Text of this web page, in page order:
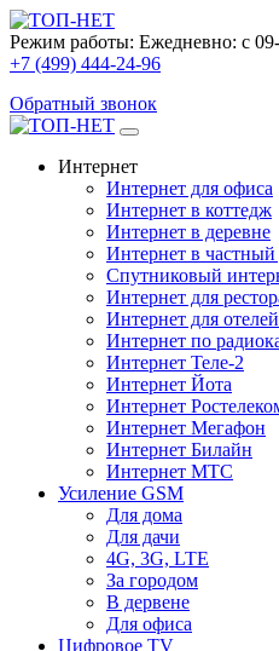
Режим работы: Ежедневно: с
+7 (499) 444-24-96
Обратный звонок
Интернет
Интернет для офиса
Интернет в коттедж
Интернет в деревне
Интернет в
Спутниковый
Интернет для
Интернет для
Интернет по
Интернет Теле-2
Интернет Йота
Интернет
Интернет Мегафон
Интернет Билайн
Интернет МТС
Усиление GSM
Для дома
Для дачи
4G, 3G, LTE
За городом
В дервене
Для офиса
Цифровое TV